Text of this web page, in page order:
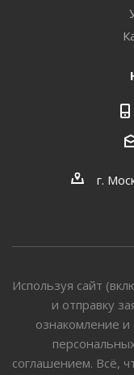
г.
Используя сайт
и отправку
ознакомление и
соглашением. Всё,